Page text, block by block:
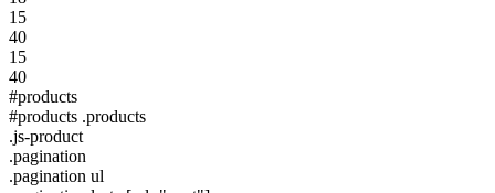
15
40
15
40
#products
#products .products
.js-product
.pagination
.pagination ul